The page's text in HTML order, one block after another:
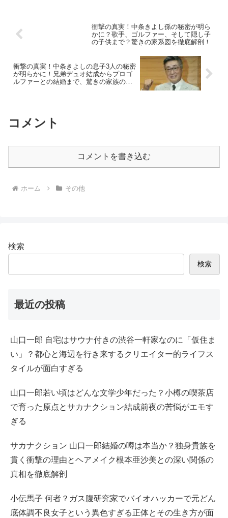
衝撃の真実！中条きよし孫の秘密が明ら
かに？歌手、ゴルファー、そして隠し子
の子供まで？驚きの家系図を徹底解剖！
衝撃の真実！中条きよしの息子3人の秘密
が明らかに！兄弟デュオ結成からプロゴ
ルファーとの結婚まで、驚きの家族の実
コメント
コメントを書き込む
ホーム その他
検索
検索
最近の投稿
山口一郎 自宅はサウナ付きの渋谷一軒家なのに「仮住ま
い」？都心と海辺を行き来するクリエイター的ライフス
タイルが面白すぎる
山口一郎若い頃はどんな文学少年だった？小樽の喫茶店
で育った原点とサカナクション結成前夜の苦悩がエモす
ぎる
サカナクション 山口一郎結婚の噂は本当か？独身貴族を
貫く衝撃の理由とヘアメイク根本亜沙美との深い関係の
真相を徹底解剖
小伝馬子 何者？ガス腹研究家でバイオハッカーで元どん
底体調不良女子という異色すぎる正体とその生き方が面